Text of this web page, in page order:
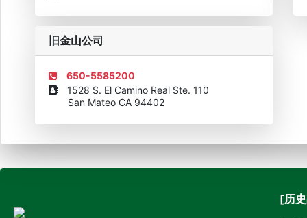
旧金山公司
650-5585200
1528 S. El Camino Real Ste. 110
San Mateo CA 94402
[历